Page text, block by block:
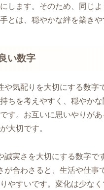
します。そのため、同じ
とは、穏やかな絆を築きや
い数字
や気配りを大切にする数字
ちを考えやすく、穏やか
す。お互いに思いやりが
大切です。
誠実さを大切にする数字で
が合わさると、生活や仕事
やすいです。変化は少な